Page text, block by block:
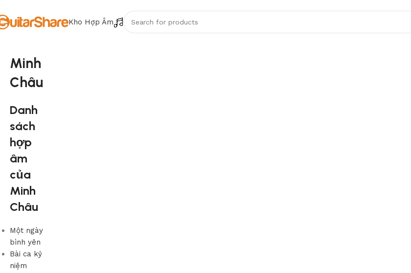
Kho Hợp Âm
Minh
Châu
Danh
sách
hợp
âm
của
Minh
Châu
Một ngày
bình yên
Bài ca kỷ
niệm